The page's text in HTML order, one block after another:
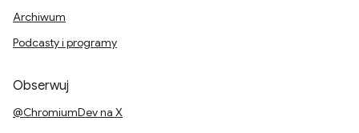
Archiwum
Podcasty i programy
Obserwuj
@ChromiumDev na X